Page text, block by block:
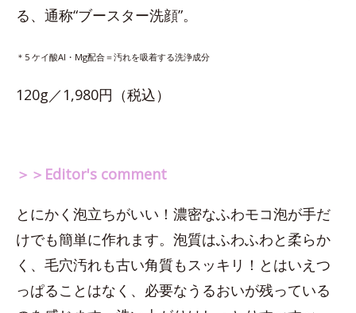
る、通称“ブースター洗顔”。
＊5 ケイ酸Al・Mg配合＝汚れを吸着する洗浄成分
120g／1,980円（税込）
＞＞Editor's comment
とにかく泡立ちがいい！濃密なふわモコ泡が手だ
けでも簡単に作れます。泡質はふわふわと柔らか
く、毛穴汚れも古い角質もスッキリ！とはいえつ
っぱることはなく、必要なうるおいが残っている